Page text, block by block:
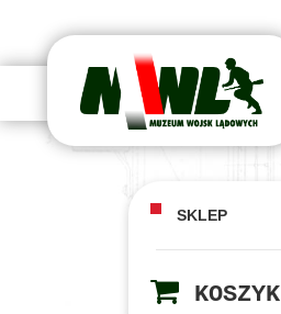
SKLEP
KOSZYK